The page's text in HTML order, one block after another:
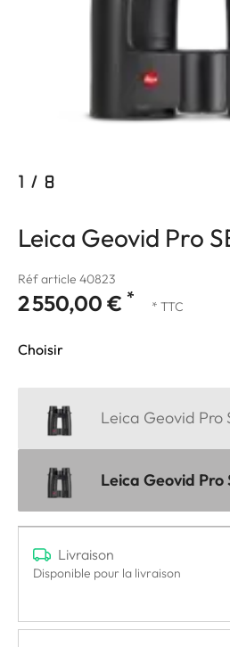
1 / 8
Leica Geovid Pro
Réf article 40823
2 550,00 € * * TTC
Choisir
Leica Geovid Pro
Leica Geovid Pro
Livraison
Disponible pour la livraison